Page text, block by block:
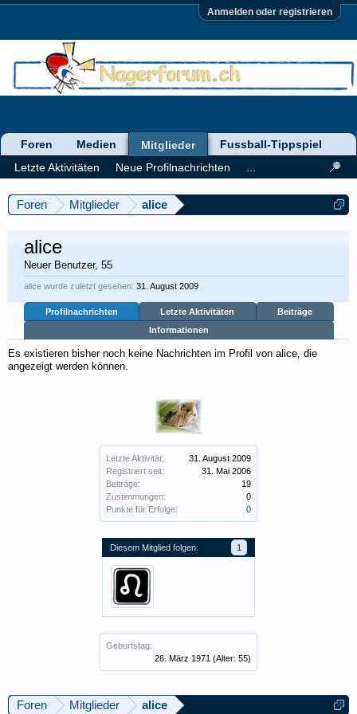
Anmelden oder registrieren
Foren Mitglieder alice
Letzte Aktivität:
31. August 2009
Registriert seit:
31. Mai 2006
Beiträge:
19
Zustimmungen:
0
Punkte für Erfolge:
0
Diesem Mitglied folgen: 1
Geburtstag:
26. März 1971 (Alter: 55)
alice
Neuer Benutzer, 55
alice wurde zuletzt gesehen: 31. August 2009
Profilnachrichten Letzte Aktivitäten
Beiträge
Informationen
Es existieren bisher noch keine Nachrichten im Profil von alice, die
angezeigt werden können.
Foren Mitglieder alice
Foren Medien
Mitglieder
Letzte Aktivitäten
Neue Profilnachrichten
Fussball-Tippspiel